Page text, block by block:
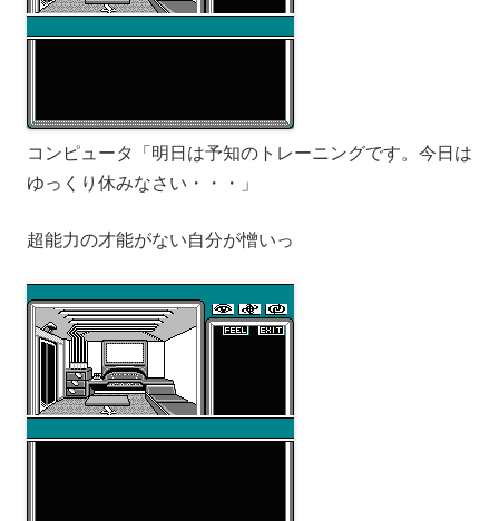
コンピュータ「明日は予知のトレーニングです。今日は
ゆっくり休みなさい・・・」
超能力の才能がない自分が憎いっ